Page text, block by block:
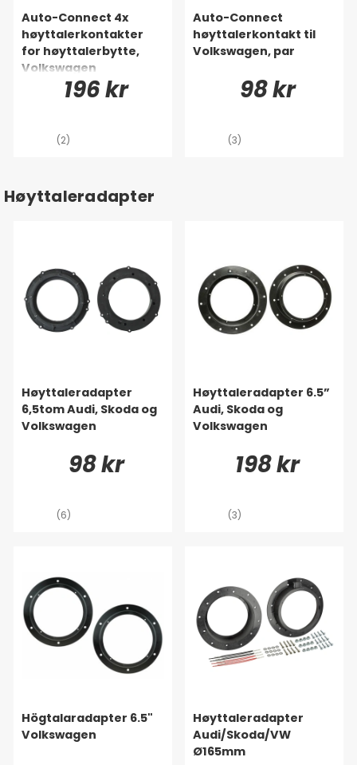
Auto-Connect 4x
høyttalerkontakter
for høyttalerbytte,
Volkswagen
196 kr
(2)
Auto-Connect
høyttalerkontakt til
Volkswagen, par
98 kr
(3)
Høyttaleradapter
Høyttaleradapter
6,5tom Audi, Skoda og
Volkswagen
98 kr
(6)
Høyttaleradapter 6.5”
Audi, Skoda og
Volkswagen
198 kr
(3)
Högtalaradapter 6.5"
Volkswagen
Høyttaleradapter
Audi/Skoda/VW
Ø165mm